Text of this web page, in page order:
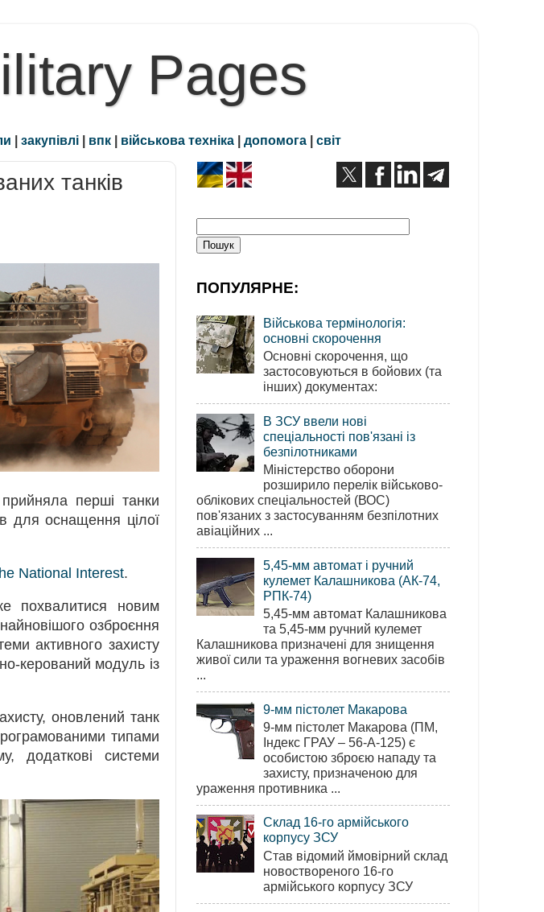
Pages
| закупівлі | впк | військова техніка | допомога | світ
танків
перші танки
для оснащення цілої
National Interest.
похвалитися новим
озброєння
активного захисту
керований модуль із
оновлений танк
типами
додаткові системи
ПОПУЛЯРНЕ:
Військова термінологія:
основні скорочення
Основні скорочення, що
застосовуються в бойових (та
інших) документах:
В ЗСУ ввели нові
спеціальності пов'язані із
безпілотниками
Міністерство оборони
розширило перелік військово-
облікових спеціальностей (ВОС)
пов'язаних з застосуванням безпілотних
авіаційних ...
5,45-мм автомат і ручний
кулемет Калашникова (АК-74,
РПК-74)
5,45-мм автомат Калашникова
та 5,45-мм ручний кулемет
Калашникова призначені для знищення
живої сили та ураження вогневих засобів
...
9-мм пістолет Макарова
9-мм пістолет Макарова (ПМ,
Індекс ГРАУ – 56-А-125) є
особистою зброєю нападу та
захисту, призначеною для
ураження противника ...
Склад 16-го армійського
корпусу ЗСУ
Став відомий ймовірний склад
новоствореного 16-го
армійського корпусу ЗСУ